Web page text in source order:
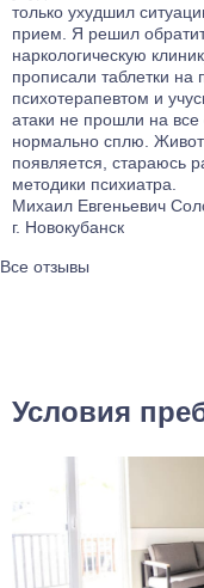
только ухудшил
прием. Я решил
наркологическую
прописали таблетки на
психотерапевтом и
атаки не прошли на все
нормально сплю.
появляется, стараюсь
методики психиатра.
Михаил Евгеньевич
г. Новокубанск
Все отзывы
Условия